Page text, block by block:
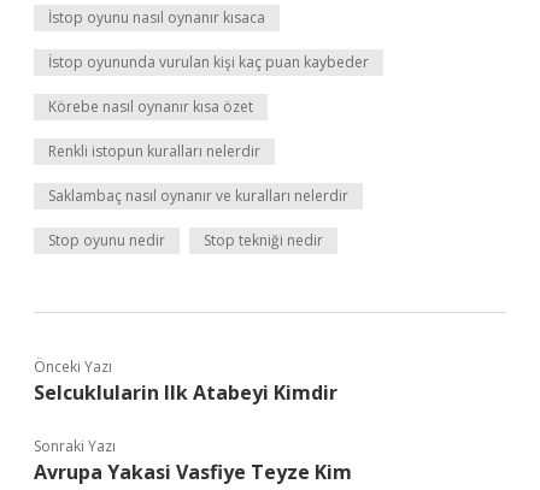
İstop oyunu nasıl oynanır kısaca
İstop oyununda vurulan kişi kaç puan kaybeder
Körebe nasıl oynanır kısa özet
Renkli istopun kuralları nelerdir
Saklambaç nasıl oynanır ve kuralları nelerdir
Stop oyunu nedir Stop tekniği nedir
Önceki Yazı
Selcuklularin Ilk Atabeyi Kimdir
Sonraki Yazı
Avrupa Yakasi Vasfiye Teyze Kim